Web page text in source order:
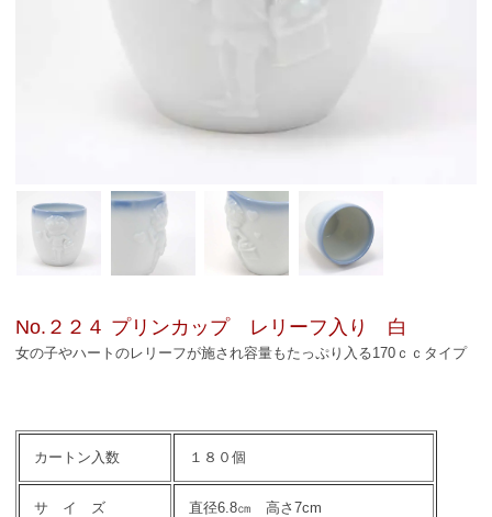
No.２２４ プリンカップ レリーフ入り 白
女の子やハートのレリーフが施され容量もたっぷり入る170ｃｃタイプ
カートン入数 １８０個
サ イ ズ 直径6.8㎝ 高さ7cm